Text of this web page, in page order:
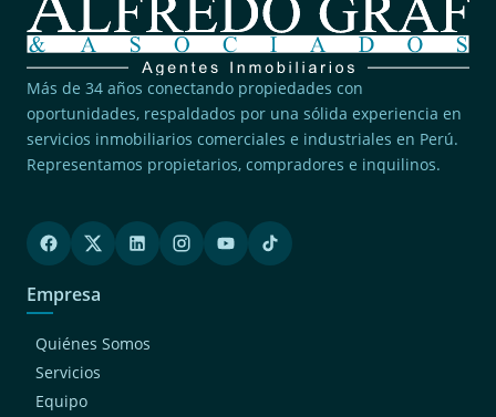
Más de 34 años conectando propiedades con
oportunidades, respaldados por una sólida experiencia en
servicios inmobiliarios comerciales e industriales en Perú.
Representamos propietarios, compradores e inquilinos.
Empresa
Quiénes Somos
Servicios
Equipo